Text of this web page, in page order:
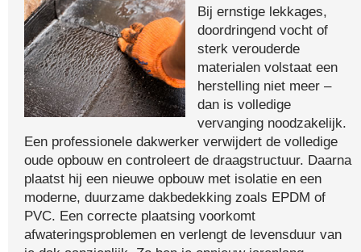
Bij ernstige lekkages,
doordringend vocht of
sterk verouderde
materialen volstaat een
herstelling niet meer –
dan is volledige
vervanging noodzakelijk.
Een professionele dakwerker verwijdert de volledige
oude opbouw en controleert de draagstructuur. Daarna
plaatst hij een nieuwe opbouw met isolatie en een
moderne, duurzame dakbedekking zoals EPDM of
PVC. Een correcte plaatsing voorkomt
afwateringsproblemen en verlengt de levensduur van